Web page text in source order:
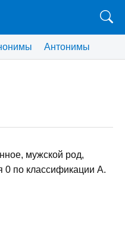
Антонимы
мужской род,
0 по классификации А.